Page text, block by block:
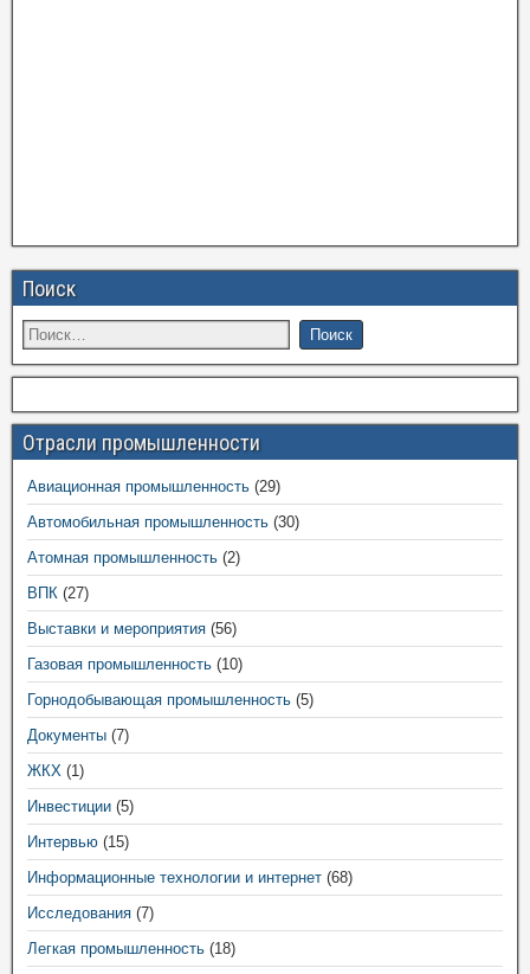
Поиск
Отрасли промышленности
Авиационная промышленность (29)
Автомобильная промышленность (30)
Атомная промышленность (2)
ВПК (27)
Выставки и мероприятия (56)
Газовая промышленность (10)
Горнодобывающая промышленность (5)
Документы (7)
ЖКХ (1)
Инвестиции (5)
Интервью (15)
Информационные технологии и интернет (68)
Исследования (7)
Легкая промышленность (18)